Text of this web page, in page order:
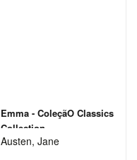
Emma - ColeçãO Classics
Collection
Austen, Jane